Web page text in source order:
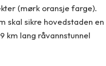
(mørk oransje farge).
skal sikre hovedstaden en
km lang råvannstunnel